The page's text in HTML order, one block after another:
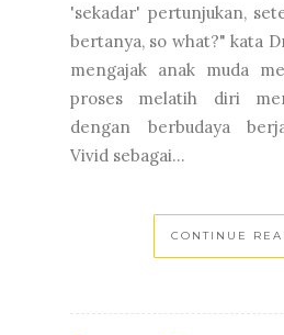
'sekadar' pertunjukan,
bertanya, so what?" kata
mengajak anak muda
proses melatih diri
dengan berbudaya
Vivid sebagai...
CONTINUE